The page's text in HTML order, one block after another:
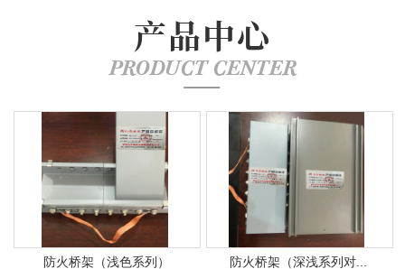
产品中心
PRODUCT CENTER
防火桥架（浅色系列） 防火桥架（深浅系列对...